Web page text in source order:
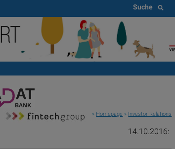
Suche
» Homepage » Investor Relations
14.10.2016: